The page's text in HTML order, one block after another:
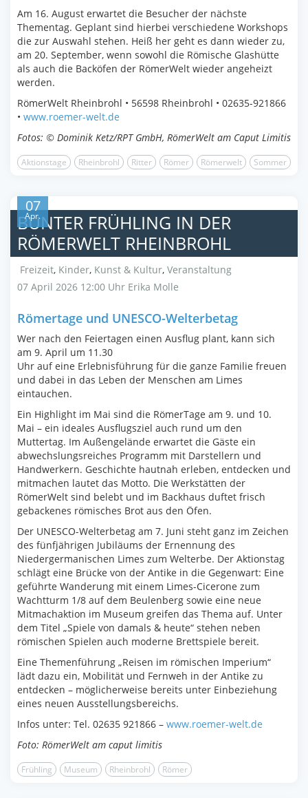
Am 16. August erwartet die Besucher der nächste
Thementag. Geplant sind hierbei verschiedene Workshops
die zur Auswahl stehen. Heiß her geht es dann wieder zu,
am 20. September, wenn sowohl die Römische Glashütte
als auch die Backöfen der RömerWelt wieder angeheizt
werden.
RömerWelt Rheinbrohl • 56598 Rheinbrohl • 02635-921866
• www.roemer-welt.de
Fotos: © Dominik Ketz/RPT GmbH, RömerWelt am Caput Limitis
Aktionstage Rheinbrohl Ritter Römer Römerwelt Sommer
07
Apr.
BUNTER FRÜHLING IN DER
RÖMERWELT RHEINBROHL
Freizeit, Kinder, Kunst & Kultur, Veranstaltung
07 April 2026 12:00 Uhr Erika Molle
Römertage und UNESCO-Welterbetag
Wer nach den Feiertagen einen Ausflug plant, kann sich
am 9. April um 11.30
Uhr auf eine Erlebnisführung für die ganze Familie freuen
und dabei in das Leben der Menschen am Limes
eintauchen.
Ein Highlight im Mai sind die RömerTage am 9. und 10.
Mai – ein ideales Ausflugsziel auch rund um den
Muttertag. Im Außengelände erwartet die Gäste ein
abwechslungsreiches Programm mit Darstellern und
Handwerkern. Geschichte hautnah erleben, entdecken und
mitmachen lautet das Motto. Die Werkstätten der
RömerWelt sind belebt und im Backhaus duftet frisch
gebackenes römisches Brot aus den Öfen.
Der UNESCO-Welterbetag am 7. Juni steht ganz im Zeichen
des fünfjährigen Jubiläums der Ernennung des
Niedergermanischen Limes zum Welterbe. Der Aktionstag
schlägt eine Brücke von der Antike in die Gegenwart: Eine
geführte Wanderung mit einem Limes-Cicerone zum
Wachtturm 1/8 auf dem Beulenberg sowie eine neue
Mitmachaktion im Museum greifen das Thema auf. Unter
dem Titel „Spiele von damals & heute“ stehen neben
römischen Spielen auch moderne Brettspiele bereit.
Eine Themenführung „Reisen im römischen Imperium“
lädt dazu ein, Mobilität und Fernweh in der Antike zu
entdecken – möglicherweise bereits unter Einbeziehung
eines neuen Ausstellungsbereichs.
Infos unter: Tel. 02635 921866 – www.roemer-welt.de
Foto: RömerWelt am caput limitis
Frühling Museum Rheinbrohl Römer